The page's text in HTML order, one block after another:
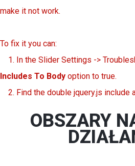
make it not work.
To fix it you can:
1. In the Slider Settings ->
Includes To Body option to true.
2. Find the double jquery.js include
OBSZARY